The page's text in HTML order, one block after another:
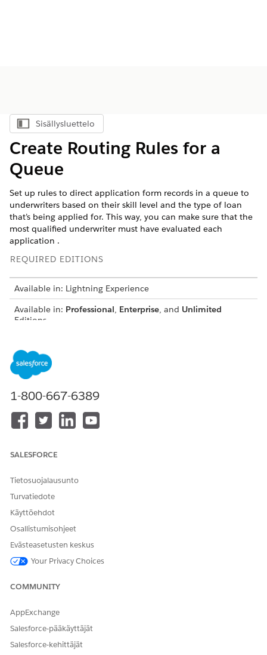
Näytä sisällysluettelo
Sisällysluettelo
Create Routing Rules for a
Queue
Set up rules to direct application form records in a queue to
underwriters based on their skill level and the type of loan
that’s being applied for. This way, you can make sure that the
most qualified underwriter must have evaluated each
application .
REQUIRED EDITIONS
Available in: Lightning Experience
Available in: Professional, Enterprise, and Unlimited
Editions
To create routing rules:
Create routing configurations for queues
SEE ALSO
Set Up Queues
RATKAISIKO TÄMÄ ARTIKKELI ONGELMASI?
Anna palautetta, jotta voimme kehittyä!
1-800-667-6389
SALESFORCE
Tietosuojalausunto
Turvatiedote
Käyttöehdot
Osallistumisohjeet
Evästeasetusten keskus
Your Privacy Choices
COMMUNITY
AppExchange
Salesforce-pääkäyttäjät
Salesforce-kehittäjät